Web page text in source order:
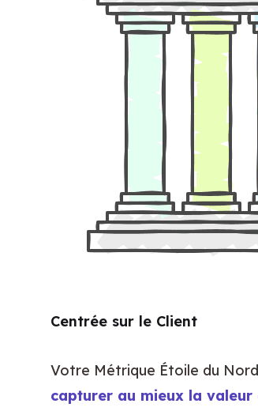
Centrée sur le Client
capturer au mieux la